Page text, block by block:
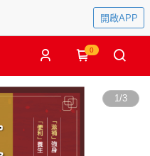
開啟APP
0
1/3